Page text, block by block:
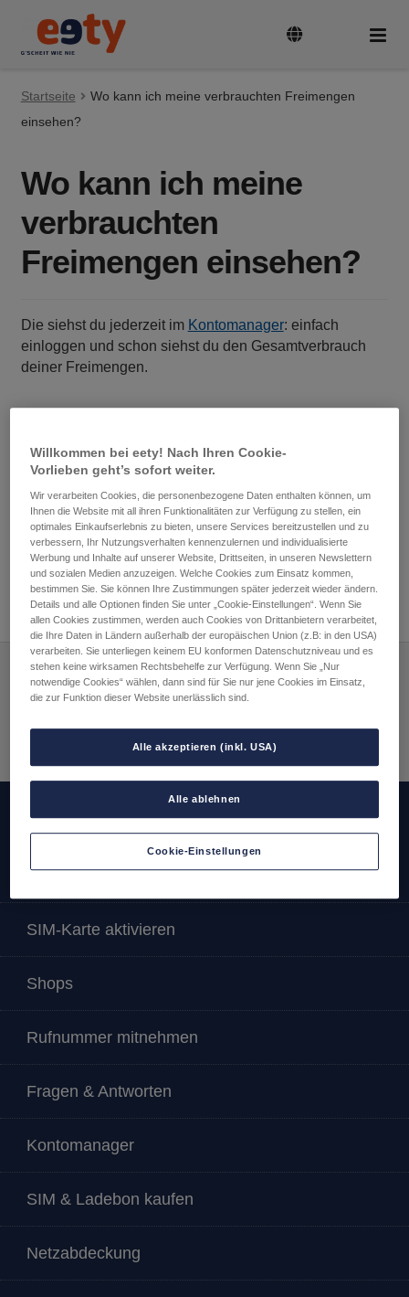
Zur
Navigation
Zum
Inhalt
Tarife & Geräte
SIM-Karte aktivieren und registrieren
Rufnummer mitnehmen
FAQ
Startseite
Wo kann ich meine verbrauchten Freimengen
einsehen?
Wo kann ich meine
verbrauchten
Freimengen einsehen?
Die siehst du jederzeit im Kontomanager: einfach
einloggen und schon siehst du den Gesamtverbrauch
deiner Freimengen.
Beitragsnavigation
Beitrag:
meine Freimengen
verbraucht habe?
Beitrag:
SIM-Karte/eSIM gültig?
Zahlungsarten:
Versandpartner:
Service & Info
SIM-Karte aktivieren
Shops
Rufnummer mitnehmen
Fragen & Antworten
Kontomanager
SIM & Ladebon kaufen
Netzabdeckung
Willkommen bei eety! Nach Ihren Cookie-
Vorlieben geht’s sofort weiter.
Wir verarbeiten Cookies, die personenbezogene Daten enthalten können, um
Ihnen die Website mit all ihren Funktionalitäten zur Verfügung zu stellen, ein
optimales Einkaufserlebnis zu bieten, unsere Services bereitzustellen und zu
verbessern, Ihr Nutzungsverhalten kennenzulernen und individualisierte
Werbung und Inhalte auf unserer Website, Drittseiten, in unseren Newslettern
und sozialen Medien anzuzeigen. Welche Cookies zum Einsatz kommen,
bestimmen Sie. Sie können Ihre Zustimmungen später jederzeit wieder ändern.
Details und alle Optionen finden Sie unter „Cookie-Einstellungen“. Wenn Sie
allen Cookies zustimmen, werden auch Cookies von Drittanbietern verarbeitet,
die Ihre Daten in Ländern außerhalb der europäischen Union (z.B: in den USA)
verarbeiten. Sie unterliegen keinem EU konformen Datenschutzniveau und es
stehen keine wirksamen Rechtsbehelfe zur Verfügung. Wenn Sie „Nur
notwendige Cookies“ wählen, dann sind für Sie nur jene Cookies im Einsatz,
die zur Funktion dieser Website unerlässlich sind.
Alle ablehnen
Alle akzeptieren (inkl. USA)
Cookie-Einstellungen